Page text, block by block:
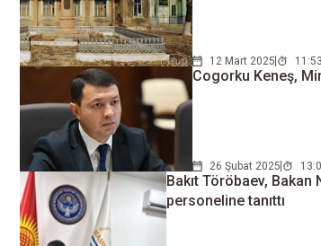
12 Mart 2025 11:53
Cogorku Keneş,
26 Şubat 2025
Bakıt Töröbaev, Bakan
personeline tanıttı